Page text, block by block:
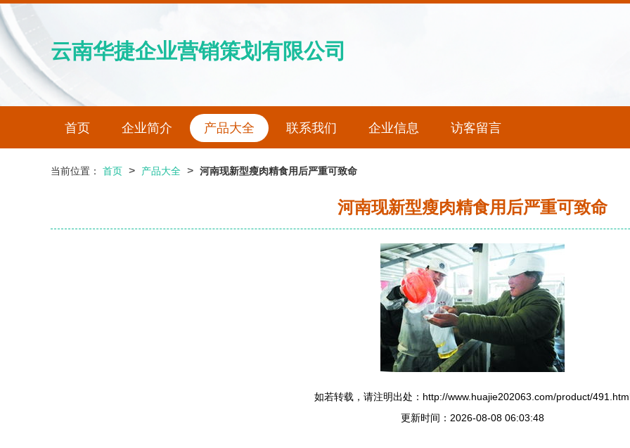
云南华捷企业营销策划有限公司
首页 企业简介 产品大全 联系我们 企业信息 访客留言
当前位置： 首页 > 产品大全 > 河南现新型瘦肉精食用后严重可致命
河南现新型瘦肉精食用后严重可致命
如若转载，请注明出处：http://www.huajie202063.com/product/
更新时间：2026-08-08 06:03:48